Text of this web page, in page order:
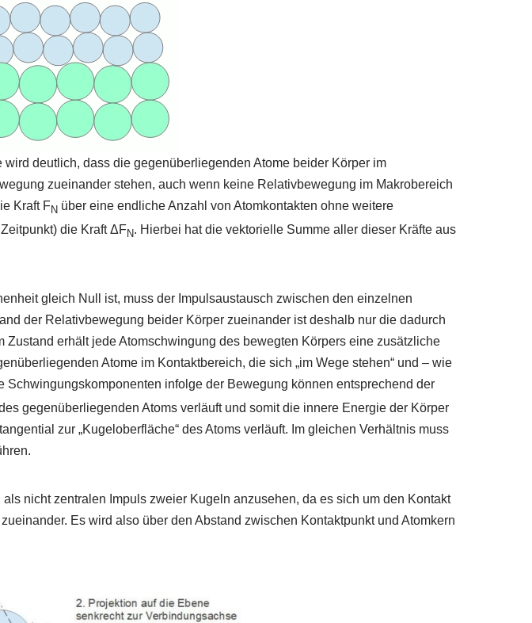
deutlich, dass die gegenüberliegenden Atome beider Körper im
zueinander stehen, auch wenn keine Relativbewegung im Makrobereich
Kraft FN über eine endliche Anzahl von Atomkontakten ohne weitere
die Kraft ΔFN. Hierbei hat die vektorielle Summe aller dieser Kräfte aus
gleich Null ist, muss der Impulsaustausch zwischen den einzelnen
der Relativbewegung beider Körper zueinander ist deshalb nur die dadurch
erhält jede Atomschwingung des bewegten Körpers eine zusätzliche
Atome im Kontaktbereich, die sich „im Wege stehen“ und – wie
Schwingungskomponenten infolge der Bewegung können entsprechend der
gegenüberliegenden Atoms verläuft und somit die innere Energie der Körper
zur „Kugeloberfläche“ des Atoms verläuft. Im gleichen Verhältnis muss
nicht zentralen Impuls zweier Kugeln anzusehen, da es sich um den Kontakt
Es wird also über den Abstand zwischen Kontaktpunkt und Atomkern